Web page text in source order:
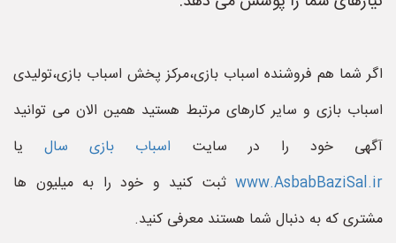
اگر شما هم فروشنده اسباب بازی،مرکز پخش اسباب بازی،تولیدی
اسباب بازی و سایر کارهای مرتبط هستید همین الان می توانید
آگهی خود را در سایت اسباب بازی سالیا
www.AsbabBaziSal.ir ثبت کنید و خود را به میلیون ها
مشتری که به دنبال شما هستند معرفی کنید.